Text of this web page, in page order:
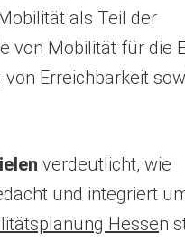
als Teil der
von Mobilität für die
Erreichbarkeit
verdeutlicht, wie
und integriert
Hessen